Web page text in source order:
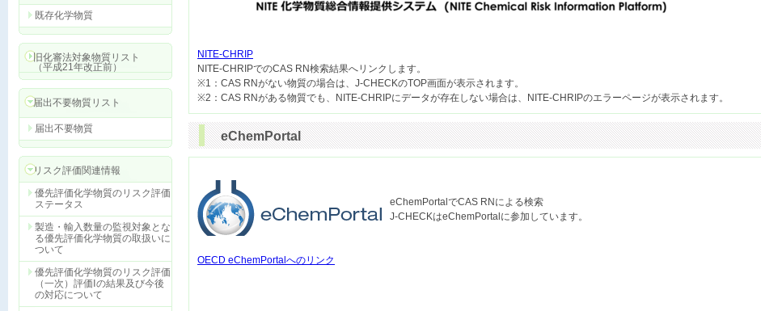
既存化学物質
旧化審法対象物質リスト
（平成21年改正前）
届出不要物質リスト
届出不要物質
リスク評価関連情報
優先評価化学物質のリスク評価
ステータス
製造・輸入数量の監視対象とな
る優先評価化学物質の取扱いに
ついて
優先評価化学物質のリスク評価
（一次）評価Ⅰの結果及び今後
の対応について
NITE-CHRIP
NITE-CHRIPでのCAS RN検索結果へリンクします。
※1：CAS RNがない物質の場合は、J-CHECKのTOP画面が表示されます。
eChemPortal
eChemPortalでCAS RNによる検索
J-CHECKはeChemPortalに参加しています。
OECD eChemPortalへのリンク